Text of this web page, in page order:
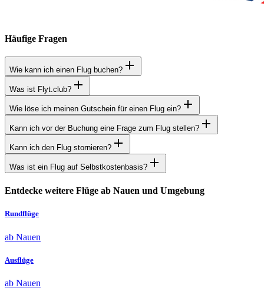
Häufige Fragen
Wie kann ich einen Flug buchen?
Was ist Flyt.club?
Wie löse ich meinen Gutschein für einen Flug ein?
Kann ich vor der Buchung eine Frage zum Flug stellen?
Kann ich den Flug stornieren?
Was ist ein Flug auf Selbstkostenbasis?
Entdecke weitere Flüge ab Nauen und Umgebung
Rundflüge
ab Nauen
Ausflüge
ab Nauen